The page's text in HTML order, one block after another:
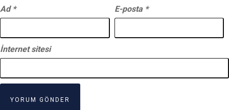
Ad * E-posta *
İnternet sitesi